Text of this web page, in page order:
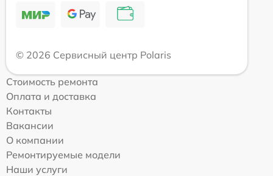
© 2026 Сервисный центр Polaris
Стоимость ремонта
Оплата и доставка
Контакты
Вакансии
О компании
Ремонтируемые модели
Наши услуги